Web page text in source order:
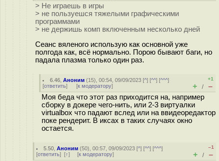
> Не играешь в игры
> не пользуешся тяжелыми графическими
программами
> не держишь комп включенным несколько дней
Сеанс вяленого использую как основной уже
полгода как, всё нормально. Порою бывают баги, но
падала плазма только один раз.
6.46 ,Аноним (15), 00:54, 09/09/2023 [^] [^^] [^^^]
[ответить] [к модератору]
+1
+ / –
Моя беда что этот раз приходится на, например
сборку в докере чего-нить, или 2-3 виртуалки
virtualbox что падают вслед или на ввидеоредактор
поке рендерит. В иксах в таких случаях окно
остается.
5.50 ,Аноним (50), 00:57, 09/09/2023 [^] [^^] [^^^]
[ответить] [↑] [к модератору]
–1
+ / –